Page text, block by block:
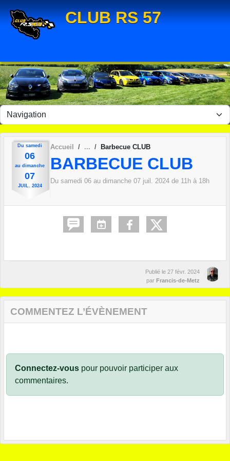
CLUB RS 57
Du samedi
06
au dimanche
07
JUIL. 2024
Accueil Barbecue CLUB
BARBECUE CLUB
Du samedi 06 au dimanche 07 juil. 2024 de 11h à 18h
Publié le 27 févr. 2024
par Francis-de-Metz
COMMENTEZ L’ÉVÈNEMENT
Connectez-vous pour pouvoir participer aux
commentaires.